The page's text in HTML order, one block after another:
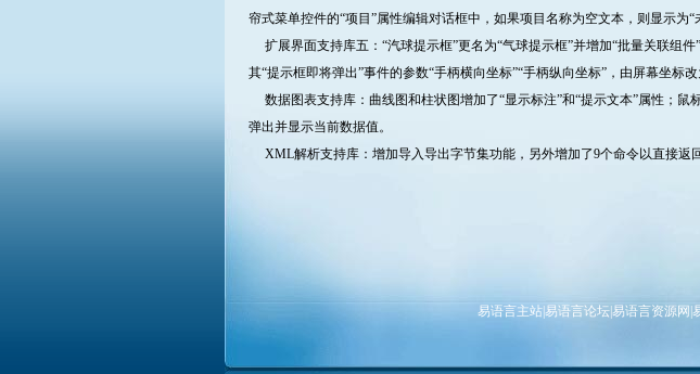
帘式菜单控件的“项目”属性编辑对话框中，如果项目名称为空文本，则显示为“
扩展界面支持库五：“汽球提示框”更名为“气球提示框”并增加“批量关联组
其“提示框即将弹出”事件的参数“手柄横向坐标”“手柄纵向坐标”，由屏幕坐标
数据图表支持库：曲线图和柱状图增加了“显示标注”和“提示文本”属性；鼠
弹出并显示当前数据值。
XML解析支持库：增加导入导出字节集功能，另外增加了9个命令以直接返
易语言主站 易语言论坛易语言资源网